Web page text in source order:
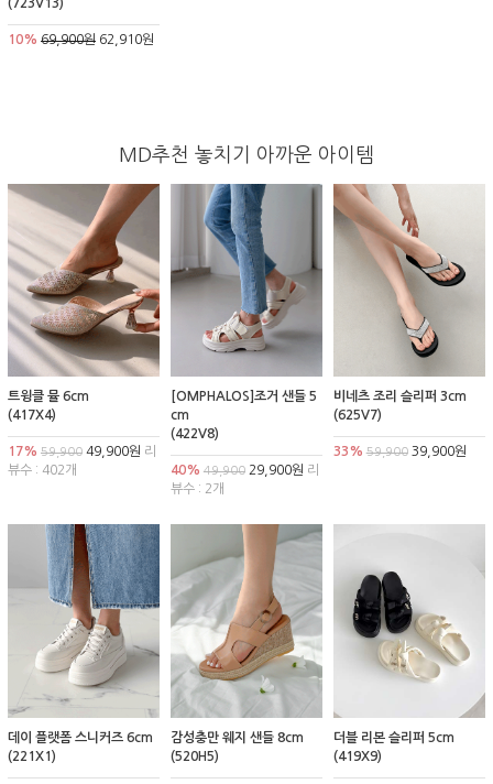
(723V13)
10% 69,900원 62,910원
MD추천 놓치기 아까운 아이템
트윙클 뮬 6cm
(417X4)
17% 59,900 49,900원 리
뷰수 : 402개
[OMPHALOS]조거 샌들 5
cm
(422V8)
40% 49,90029,900원 리
뷰수 : 2개
비네츠 조리 슬리퍼 3cm
(625V7)
33% 59,90039,900원
데이 플랫폼 스니커즈 6cm
(221X1)
감성충만 웨지 샌들 8cm
(520H5)
더블 리본 슬리퍼 5cm
(419X9)